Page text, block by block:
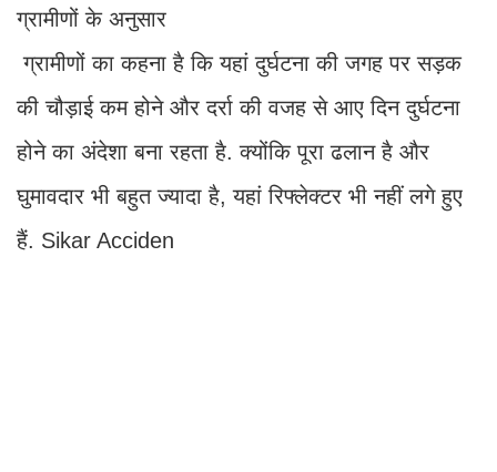
ग्रामीणों के अनुसार
ग्रामीणों का कहना है कि यहां दुर्घटना की जगह पर सड़क
की चौड़ाई कम होने और दर्रा की वजह से आए दिन दुर्घटना
होने का अंदेशा बना रहता है. क्योंकि पूरा ढलान है और
घुमावदार भी बहुत ज्यादा है, यहां रिफ्लेक्टर भी नहीं लगे हुए
हैं. Sikar Acciden